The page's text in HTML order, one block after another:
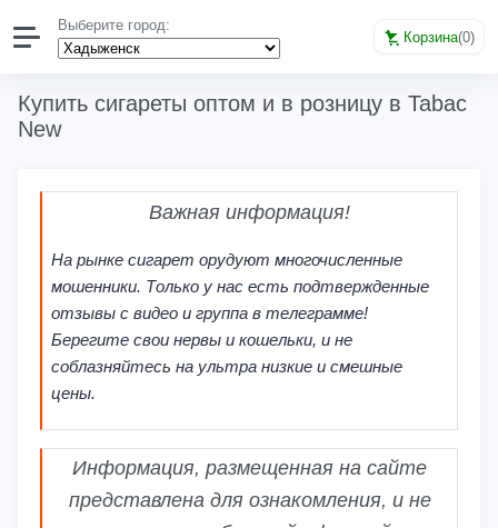
Выберите город:
Корзина(0)
Купить сигареты оптом и в розницу в Tabac
New
Важная информация!
На рынке сигарет орудуют многочисленные
мошенники. Только у нас есть подтвержденные
отзывы с видео и группа в телеграмме!
Берегите свои нервы и кошельки, и не
соблазняйтесь на ультра низкие и смешные
цены.
Информация, размещенная на сайте
представлена для ознакомления, и не